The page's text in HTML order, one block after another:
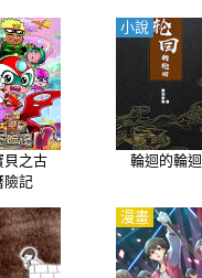
貝之古
險記
輪迴的輪迴
小說
漫畫